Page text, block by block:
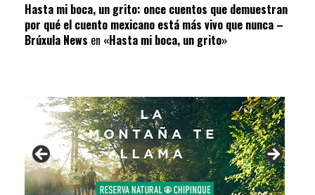
Hasta mi boca, un grito: once cuentos que demuestran
por qué el cuento mexicano está más vivo que nunca –
Brúxula News en «Hasta mi boca, un grito»